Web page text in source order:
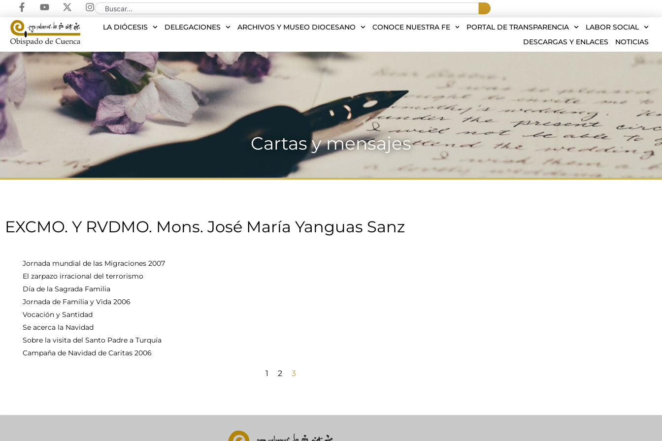
LA DIÓCESIS DELEGACIONES ARCHIVOS Y MUSEO DIOCESANO CONOCE NUESTRA FE PORTAL DE TRANSPARENCIA
LABOR SOCIAL
DESCARGAS Y ENLACES
NOTICIAS
Cartas y mensajes
EXCMO. Y RVDMO. Mons. José María Yanguas Sanz
Jornada mundial de las Migraciones 2007
El zarpazo irracional del terrorismo
Día de la Sagrada Familia
Jornada de Familia y Vida 2006
Vocación y Santidad
Se acerca la Navidad
Sobre la visita del Santo Padre a Turquía
Campaña de Navidad de Caritas 2006
1 2 3